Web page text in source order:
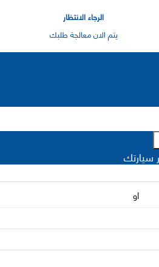
الرجاء الانتظار
يتم الان معالجة طلبك
سيارتك
او